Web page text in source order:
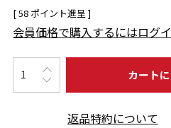
[58 ポイント進呈 ]
会員価格で購入するにはログイ
カート
返品特約について